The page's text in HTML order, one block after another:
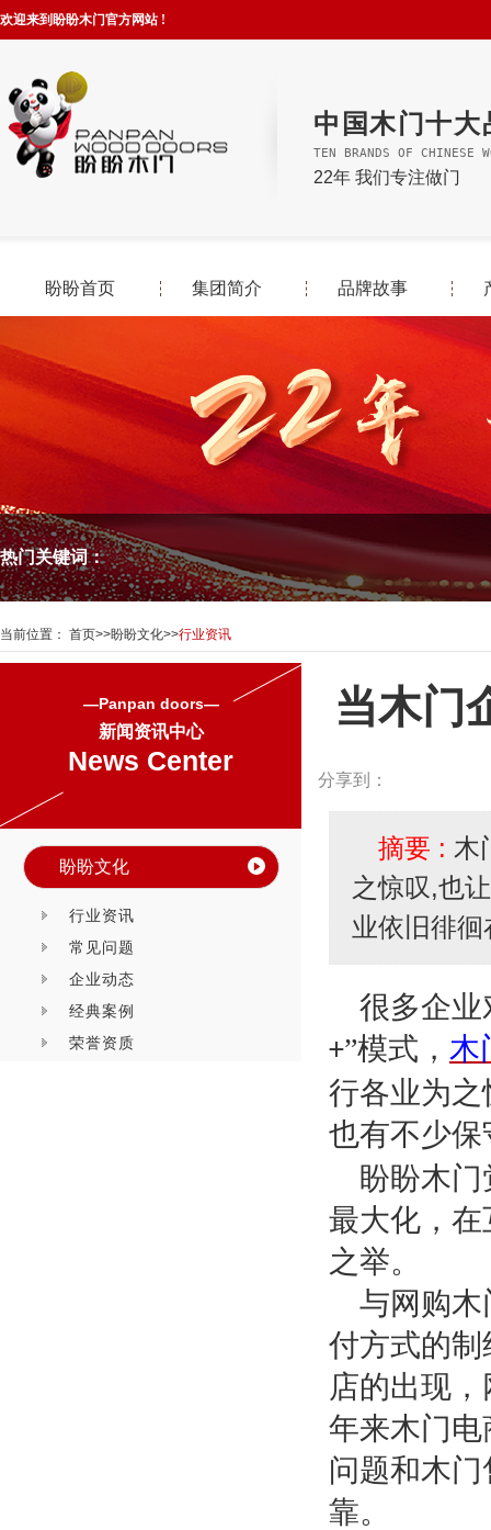
欢迎来到盼盼木门官方网站 !
中国木门十大
TEN BRANDS OF CHINESE
22年 我们专注做门
盼盼首页 集团简介 品牌故事
热门关键词：
当前位置： 首页>>盼盼文化>>行业资讯
—Panpan doors—
新闻资讯中心
News Center
盼盼文化
行业资讯
常见问题
企业动态
经典案例
荣誉资质
当木门
分享到：
摘要 : 木
之惊叹,也
业依旧徘徊
很多企业
+”模式， 木
行各业为
也有不少
盼盼木门
最大化，
之举。
与网购木
付方式的
店的出现
年来木门电
问题和木
靠。